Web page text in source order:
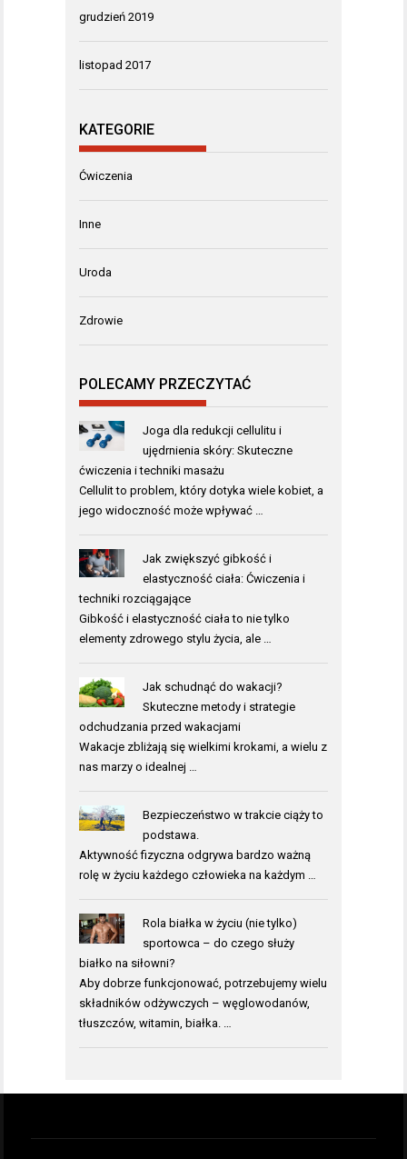
grudzień 2019
listopad 2017
KATEGORIE
Ćwiczenia
Inne
Uroda
Zdrowie
POLECAMY PRZECZYTAĆ
Joga dla redukcji cellulitu i
ujędrnienia skóry: Skuteczne
ćwiczenia i techniki masażu
Cellulit to problem, który dotyka wiele kobiet, a
jego widoczność może wpływać …
Jak zwiększyć gibkość i
elastyczność ciała: Ćwiczenia i
techniki rozciągające
Gibkość i elastyczność ciała to nie tylko
elementy zdrowego stylu życia, ale …
Jak schudnąć do wakacji?
Skuteczne metody i strategie
odchudzania przed wakacjami
Wakacje zbliżają się wielkimi krokami, a wielu z
nas marzy o idealnej …
Bezpieczeństwo w trakcie ciąży to
podstawa.
Aktywność fizyczna odgrywa bardzo ważną
rolę w życiu każdego człowieka na każdym …
Rola białka w życiu (nie tylko)
sportowca – do czego służy
białko na siłowni?
Aby dobrze funkcjonować, potrzebujemy wielu
składników odżywczych – węglowodanów,
tłuszczów, witamin, białka. …